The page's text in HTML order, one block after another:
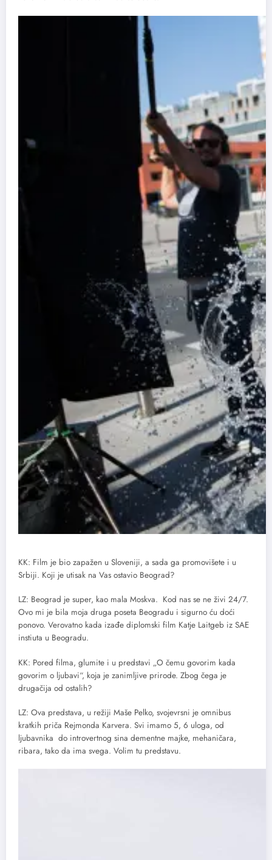
KK: Film je bio zapažen u Sloveniji, a sada ga promovišete i u
Srbiji. Koji je utisak na Vas ostavio Beograd?
LZ: Beograd je super, kao mala Moskva. Kod nas se ne živi 24/7.
Ovo mi je bila moja druga poseta Beogradu i sigurno ću doći
ponovo. Verovatno kada izađe diplomski film Katje Laitgeb iz SAE
instiuta u Beogradu.
KK: Pored filma, glumite i u predstavi „O čemu govorim kada
govorim o ljubavi“, koja je zanimljive prirode. Zbog čega je
drugačija od ostalih?
LZ: Ova predstava, u režiji Maše Pelko, svojevrsni je omnibus
kratkih priča Rejmonda Karvera. Svi imamo 5, 6 uloga, od
ljubavnika do introvertnog sina dementne majke, mehaničara,
ribara, tako da ima svega. Volim tu predstavu.